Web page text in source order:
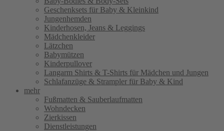
Geschenksets für Baby & Kleinkind
Jungenhemden
Kinderhosen, Jeans & Leggings
Mädchenkleider
Lätzchen
Babymützen
Kinderpullover
Langarm Shirts & T-Shirts für Mädchen und Jungen
Schlafanzüge & Strampler für Baby & Kind
mehr
Fußmatten & Sauberlaufmatten
Wohndecken
Zierkissen
Dienstleistungen